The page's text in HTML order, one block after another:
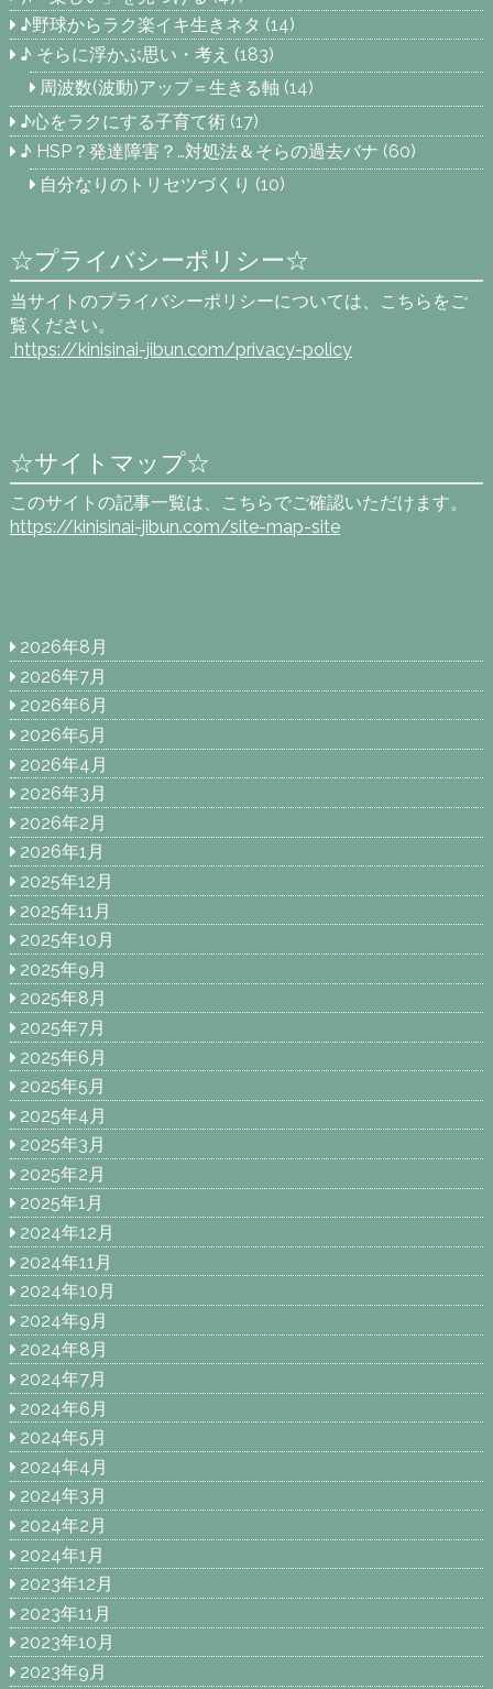
♪野球からラク楽イキ生きネタ (14)
♪ そらに浮かぶ思い・考え (183)
周波数(波動)アップ＝生きる軸 (14)
♪心をラクにする子育て術 (17)
♪ HSP？発達障害？…対処法＆そらの過去バナ (60)
自分なりのトリセツづくり (10)
☆プライバシーポリシー☆
当サイトのプライバシーポリシーについては、こちらをご
覧ください。
https://kinisinai-jibun.com/privacy-policy
☆サイトマップ☆
このサイトの記事一覧は、こちらでご確認いただけます。
https://kinisinai-jibun.com/site-map-site
2026年8月
2026年7月
2026年6月
2026年5月
2026年4月
2026年3月
2026年2月
2026年1月
2025年12月
2025年11月
2025年10月
2025年9月
2025年8月
2025年7月
2025年6月
2025年5月
2025年4月
2025年3月
2025年2月
2025年1月
2024年12月
2024年11月
2024年10月
2024年9月
2024年8月
2024年7月
2024年6月
2024年5月
2024年4月
2024年3月
2024年2月
2024年1月
2023年12月
2023年11月
2023年10月
2023年9月